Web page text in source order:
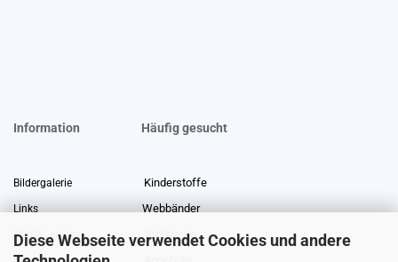
Diese Webseite verwendet Cookies und andere
Information Häufig gesucht
Bildergalerie Kinderstoffe
Links Webbänder
Stoffe Lexikon Stoffreste